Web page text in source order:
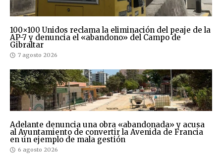
100×100 Unidos reclama la eliminación del peaje de la
AP-7 y denuncia el «abandono» del Campo de
Gibraltar
7 agosto 2026
Adelante denuncia una obra «abandonada» y acusa
al Ayuntamiento de convertir la Avenida de Francia
en un ejemplo de mala gestión
6 agosto 2026